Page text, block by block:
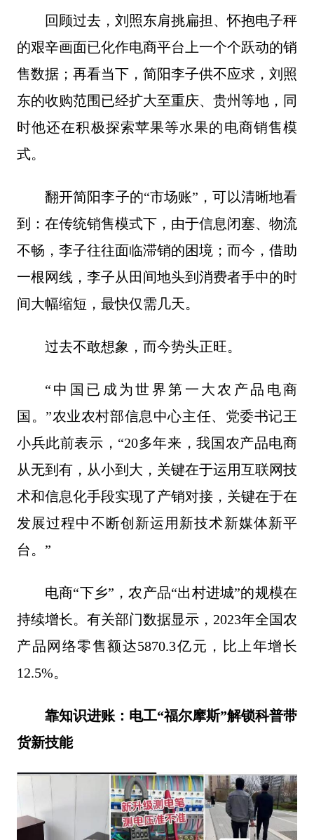
回顾过去，刘照东肩挑扁担、怀抱电子秤
的艰辛画面已化作电商平台上一个个跃动的销
售数据；再看当下，简阳李子供不应求，刘照
东的收购范围已经扩大至重庆、贵州等地，同
时他还在积极探索苹果等水果的电商销售模
式。
翻开简阳李子的“市场账”，可以清晰地看
到：在传统销售模式下，由于信息闭塞、物流
不畅，李子往往面临滞销的困境；而今，借助
一根网线，李子从田间地头到消费者手中的时
间大幅缩短，最快仅需几天。
过去不敢想象，而今势头正旺。
“中国已成为世界第一大农产品电商
国。”农业农村部信息中心主任、党委书记王
小兵此前表示，“20多年来，我国农产品电商
从无到有，从小到大，关键在于运用互联网技
术和信息化手段实现了产销对接，关键在于在
发展过程中不断创新运用新技术新媒体新平
台。”
电商“下乡”，农产品“出村进城”的规模在
持续增长。有关部门数据显示，2023年全国农
产品网络零售额达5870.3亿元，比上年增长
12.5%。
靠知识进账： 电工“福尔摩斯”解锁科普带
货新技能